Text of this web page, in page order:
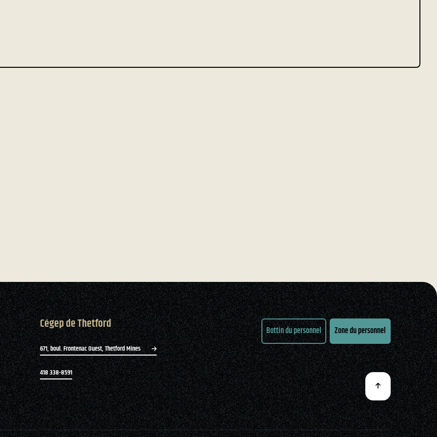
Cégep de Thetford
671, boul. Frontenac Ouest, Thetford Mines
418 338-8591
Bottin du personnel Zone du personnel